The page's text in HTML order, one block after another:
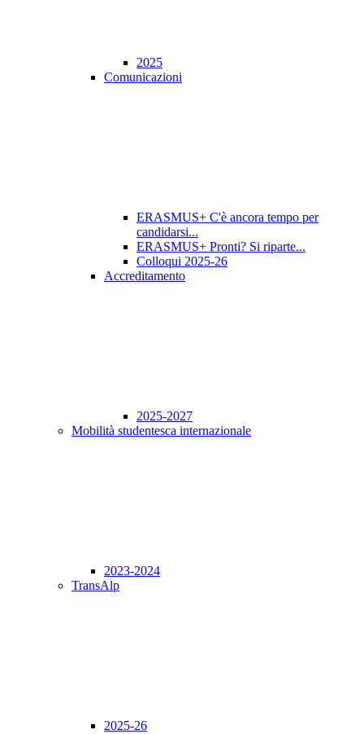
2025
Comunicazioni
ERASMUS+ C'è ancora tempo per
candidarsi...
ERASMUS+ Pronti? Si riparte...
Colloqui 2025-26
Accreditamento
2025-2027
Mobilità studentesca internazionale
2023-2024
TransAlp
2025-26